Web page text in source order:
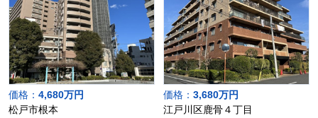
価格： 4,680万円
松戸市根本
価格： 3,680万円
江戸川区鹿骨４丁目